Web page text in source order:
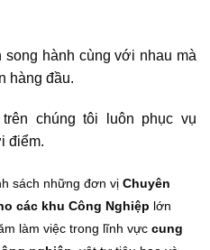
hành cùng với nhau mà
hàng đầu.
chúng tôi luôn phục vụ
điểm.
sách những đơn vị Chuyên
các khu Công Nghiệp lớn
làm việc trong lĩnh vực cung